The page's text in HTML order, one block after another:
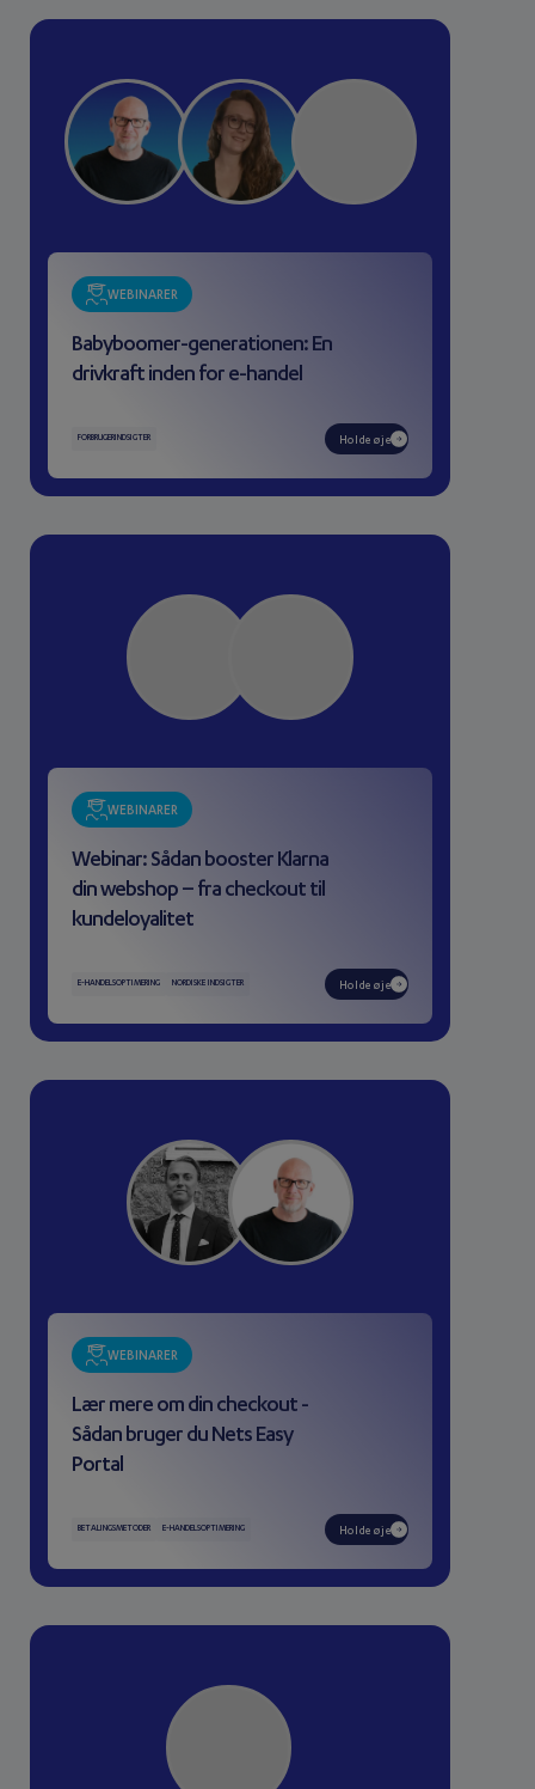
WEBINARER
Babyboomer-generationen: En
drivkraft inden for e-handel
FORBRUGERINDSIGTER Holde øje
WEBINARER
Webinar: Sådan booster Klarna
din webshop – fra checkout til
kundeloyalitet
E-HANDELSOPTIMERING NORDISKE INDSIGTER Holde øje
WEBINARER
Lær mere om din checkout -
Sådan bruger du Nets Easy
Portal
BETALINGSMETODER E-HANDELSOPTIMERING Holde øje